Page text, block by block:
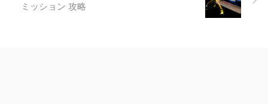
ミッション 攻略